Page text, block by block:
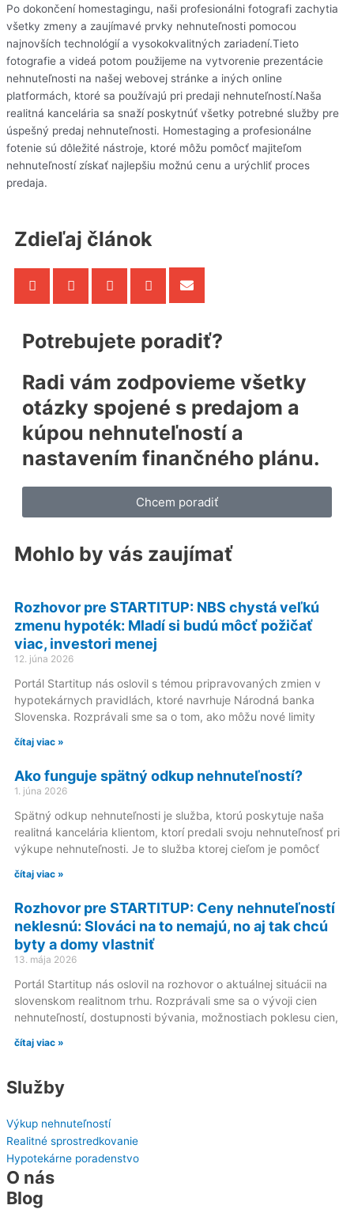
Po dokončení homestagingu, naši profesionálni fotografi zachytia
všetky zmeny a zaujímavé prvky nehnuteľnosti pomocou
najnovších technológií a vysokokvalitných zariadení.Tieto
fotografie a videá potom použijeme na vytvorenie prezentácie
nehnuteľnosti na našej webovej stránke a iných online
platformách, ktoré sa používajú pri predaji nehnuteľností.Naša
realitná kancelária sa snaží poskytnúť všetky potrebné služby pre
úspešný predaj nehnuteľnosti. Homestaging a profesionálne
fotenie sú dôležité nástroje, ktoré môžu pomôcť majiteľom
nehnuteľností získať najlepšiu možnú cenu a urýchliť proces
predaja.
Zdieľaj článok
Potrebujete poradiť?
Radi vám zodpovieme všetky
otázky spojené s predajom a
kúpou nehnuteľností a
nastavením finančného plánu.
Chcem poradiť
Mohlo by vás zaujímať
Rozhovor pre STARTITUP: NBS chystá veľkú
zmenu hypoték: Mladí si budú môcť požičať
viac, investori menej
12. júna 2026
Portál Startitup nás oslovil s témou pripravovaných zmien v
hypotekárnych pravidlách, ktoré navrhuje Národná banka
Slovenska. Rozprávali sme sa o tom, ako môžu nové limity
čítaj viac »
Ako funguje spätný odkup nehnuteľností?
1. júna 2026
Spätný odkup nehnuteľnosti je služba, ktorú poskytuje naša
realitná kancelária klientom, ktorí predali svoju nehnuteľnosť pri
výkupe nehnuteľnosti. Je to služba ktorej cieľom je pomôcť
čítaj viac »
Rozhovor pre STARTITUP: Ceny nehnuteľností
neklesnú: Slováci na to nemajú, no aj tak chcú
byty a domy vlastniť
13. mája 2026
Portál Startitup nás oslovil na rozhovor o aktuálnej situácii na
slovenskom realitnom trhu. Rozprávali sme sa o vývoji cien
nehnuteľností, dostupnosti bývania, možnostiach poklesu cien,
čítaj viac »
Služby
Výkup nehnuteľností
Realitné sprostredkovanie
Hypotekárne poradenstvo
O nás
Blog